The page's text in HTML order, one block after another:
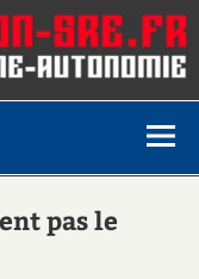
pas le